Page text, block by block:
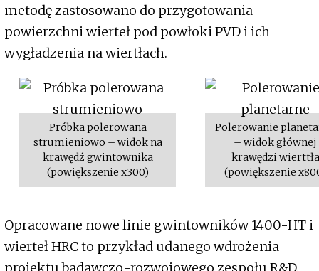
metodę zastosowano do przygotowania
powierzchni wierteł pod powłoki PVD i ich
wygładzenia na wiertłach.
Próbka polerowana
strumieniowo – widok na
krawędź gwintownika
(powiększenie x300)
Polerowanie
– widok głównej
krawędzi wierttła
(powiększenie
Opracowane nowe linie gwintowników 1400-HT i
wierteł HRC to przykład udanego wdrożenia